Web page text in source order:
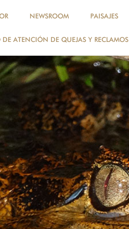
NEWSROOM PAISAJES
ATENCIÓN DE QUEJAS Y RECLAMOS